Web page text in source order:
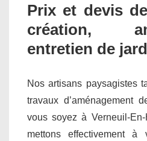
Prix et devis
création,
entretien de
Nos artisans paysagistes
travaux d’aménagement
vous soyez à Verneuil-
mettons effectivement à